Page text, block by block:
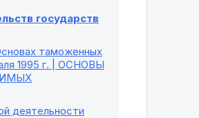
государств
таможенных
1995 г. | ОСНОВЫ
деятельности